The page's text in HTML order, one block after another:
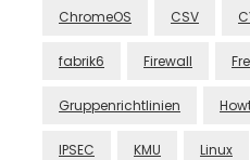
ChromeOS CSV
fabrik6 Firewall
Gruppenrichtlinien
IPSEC KMU Linux